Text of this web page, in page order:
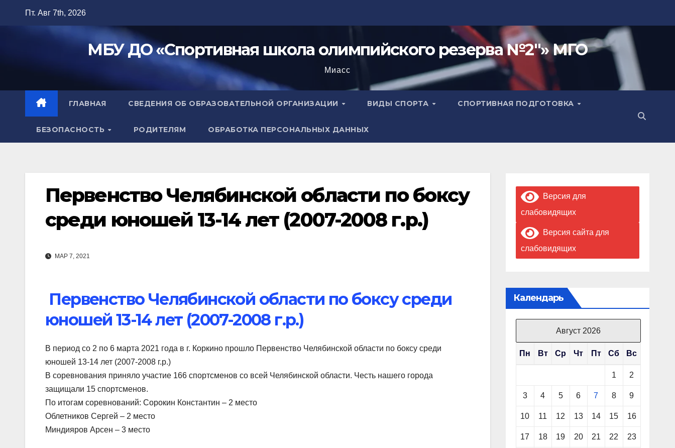
Пт. Авг 7th, 2026
МБУ ДО «Спортивная школа олимпийского резерва №2"» МГО
Миасс
ГЛАВНАЯ СВЕДЕНИЯ ОБ ОБРАЗОВАТЕЛЬНОЙ ОРГАНИЗАЦИИ ВИДЫ СПОРТА СПОРТИВНАЯ ПОДГОТОВКА
БЕЗОПАСНОСТЬ РОДИТЕЛЯМ ОБРАБОТКА ПЕРСОНАЛЬНЫХ ДАННЫХ
Первенство Челябинской области по боксу
среди юношей 13-14 лет (2007-2008 г.р.)
МАР 7, 2021
Первенство Челябинской области по боксу среди
юношей 13-14 лет (2007-2008 г.р.)
В период со 2 по 6 марта 2021 года в г. Коркино прошло Первенство Челябинской области по боксу среди
юношей 13-14 лет (2007-2008 г.р.)
В соревнования приняло участие 166 спортсменов со всей Челябинской области. Честь нашего города
защищали 15 спортсменов.
По итогам соревнований: Сорокин Константин – 2 место
Облетников Сергей – 2 место
Миндияров Арсен – 3 место
Версия для
слабовидящих
Версия сайта для
слабовидящих
Календарь
Август 2026
Пн Вт Ср Чт Пт Сб Вс
1 2
3 4 5 6 7 8 9
10 11 12 13 14 15 16
17 18 19 20 21 22 23